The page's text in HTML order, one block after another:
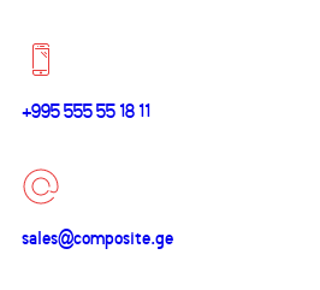
+995 555 55 18 11
sales@composite.ge